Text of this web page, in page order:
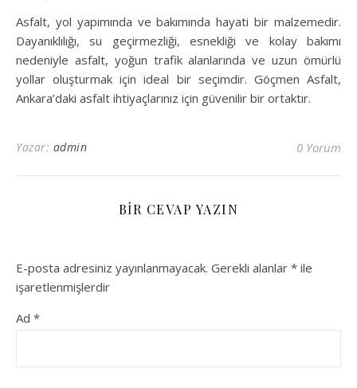
Asfalt, yol yapımında ve bakımında hayati bir malzemedir.
Dayanıklılığı, su geçirmezliği, esnekliği ve kolay bakımı
nedeniyle asfalt, yoğun trafik alanlarında ve uzun ömürlü
yollar oluşturmak için ideal bir seçimdir. Göçmen Asfalt,
Ankara’daki asfalt ihtiyaçlarınız için güvenilir bir ortaktır.
Yazar: admin 0 Yorum
BIR CEVAP YAZIN
E-posta adresiniz yayınlanmayacak. Gerekli alanlar * ile
işaretlenmişlerdir
Ad *